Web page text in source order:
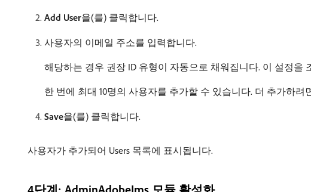
Add User​을(를) 클릭합니다.
사용자의 이메일 주소를 입력합니다.
해당하는 경우 권장 ID 유형이 자동으로 채워집니다. 이 설정
한 번에 최대 10명의 사용자를 추가할 수 있습니다. 더 추가하
Save​을(를) 클릭합니다.
사용자가 추가되어 Users 목록에 표시됩니다.